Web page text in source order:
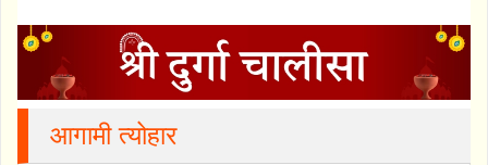
आगामी त्योहार